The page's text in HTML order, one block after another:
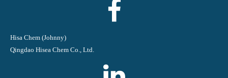
Hisa Chem (Johnny)
Qingdao Hisea Chem Co., Ltd.